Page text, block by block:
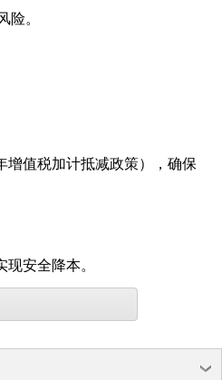
险。
增值税加计抵减政策），确保
安全降本。